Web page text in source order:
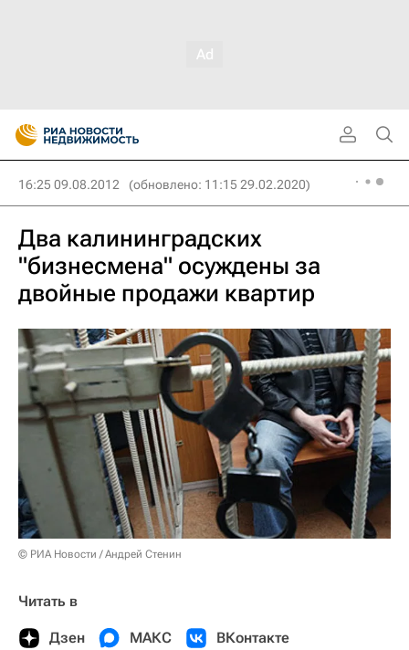
16:25 09.08.2012 (обновлено: 11:15 29.02.2020)
Два калининградских
"бизнесмена" осуждены за
двойные продажи квартир
© РИА Новости / Андрей Стенин
Читать в
Дзен МАКС ВКонтакте